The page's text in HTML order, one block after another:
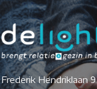
Frederik Hendriklaan 9